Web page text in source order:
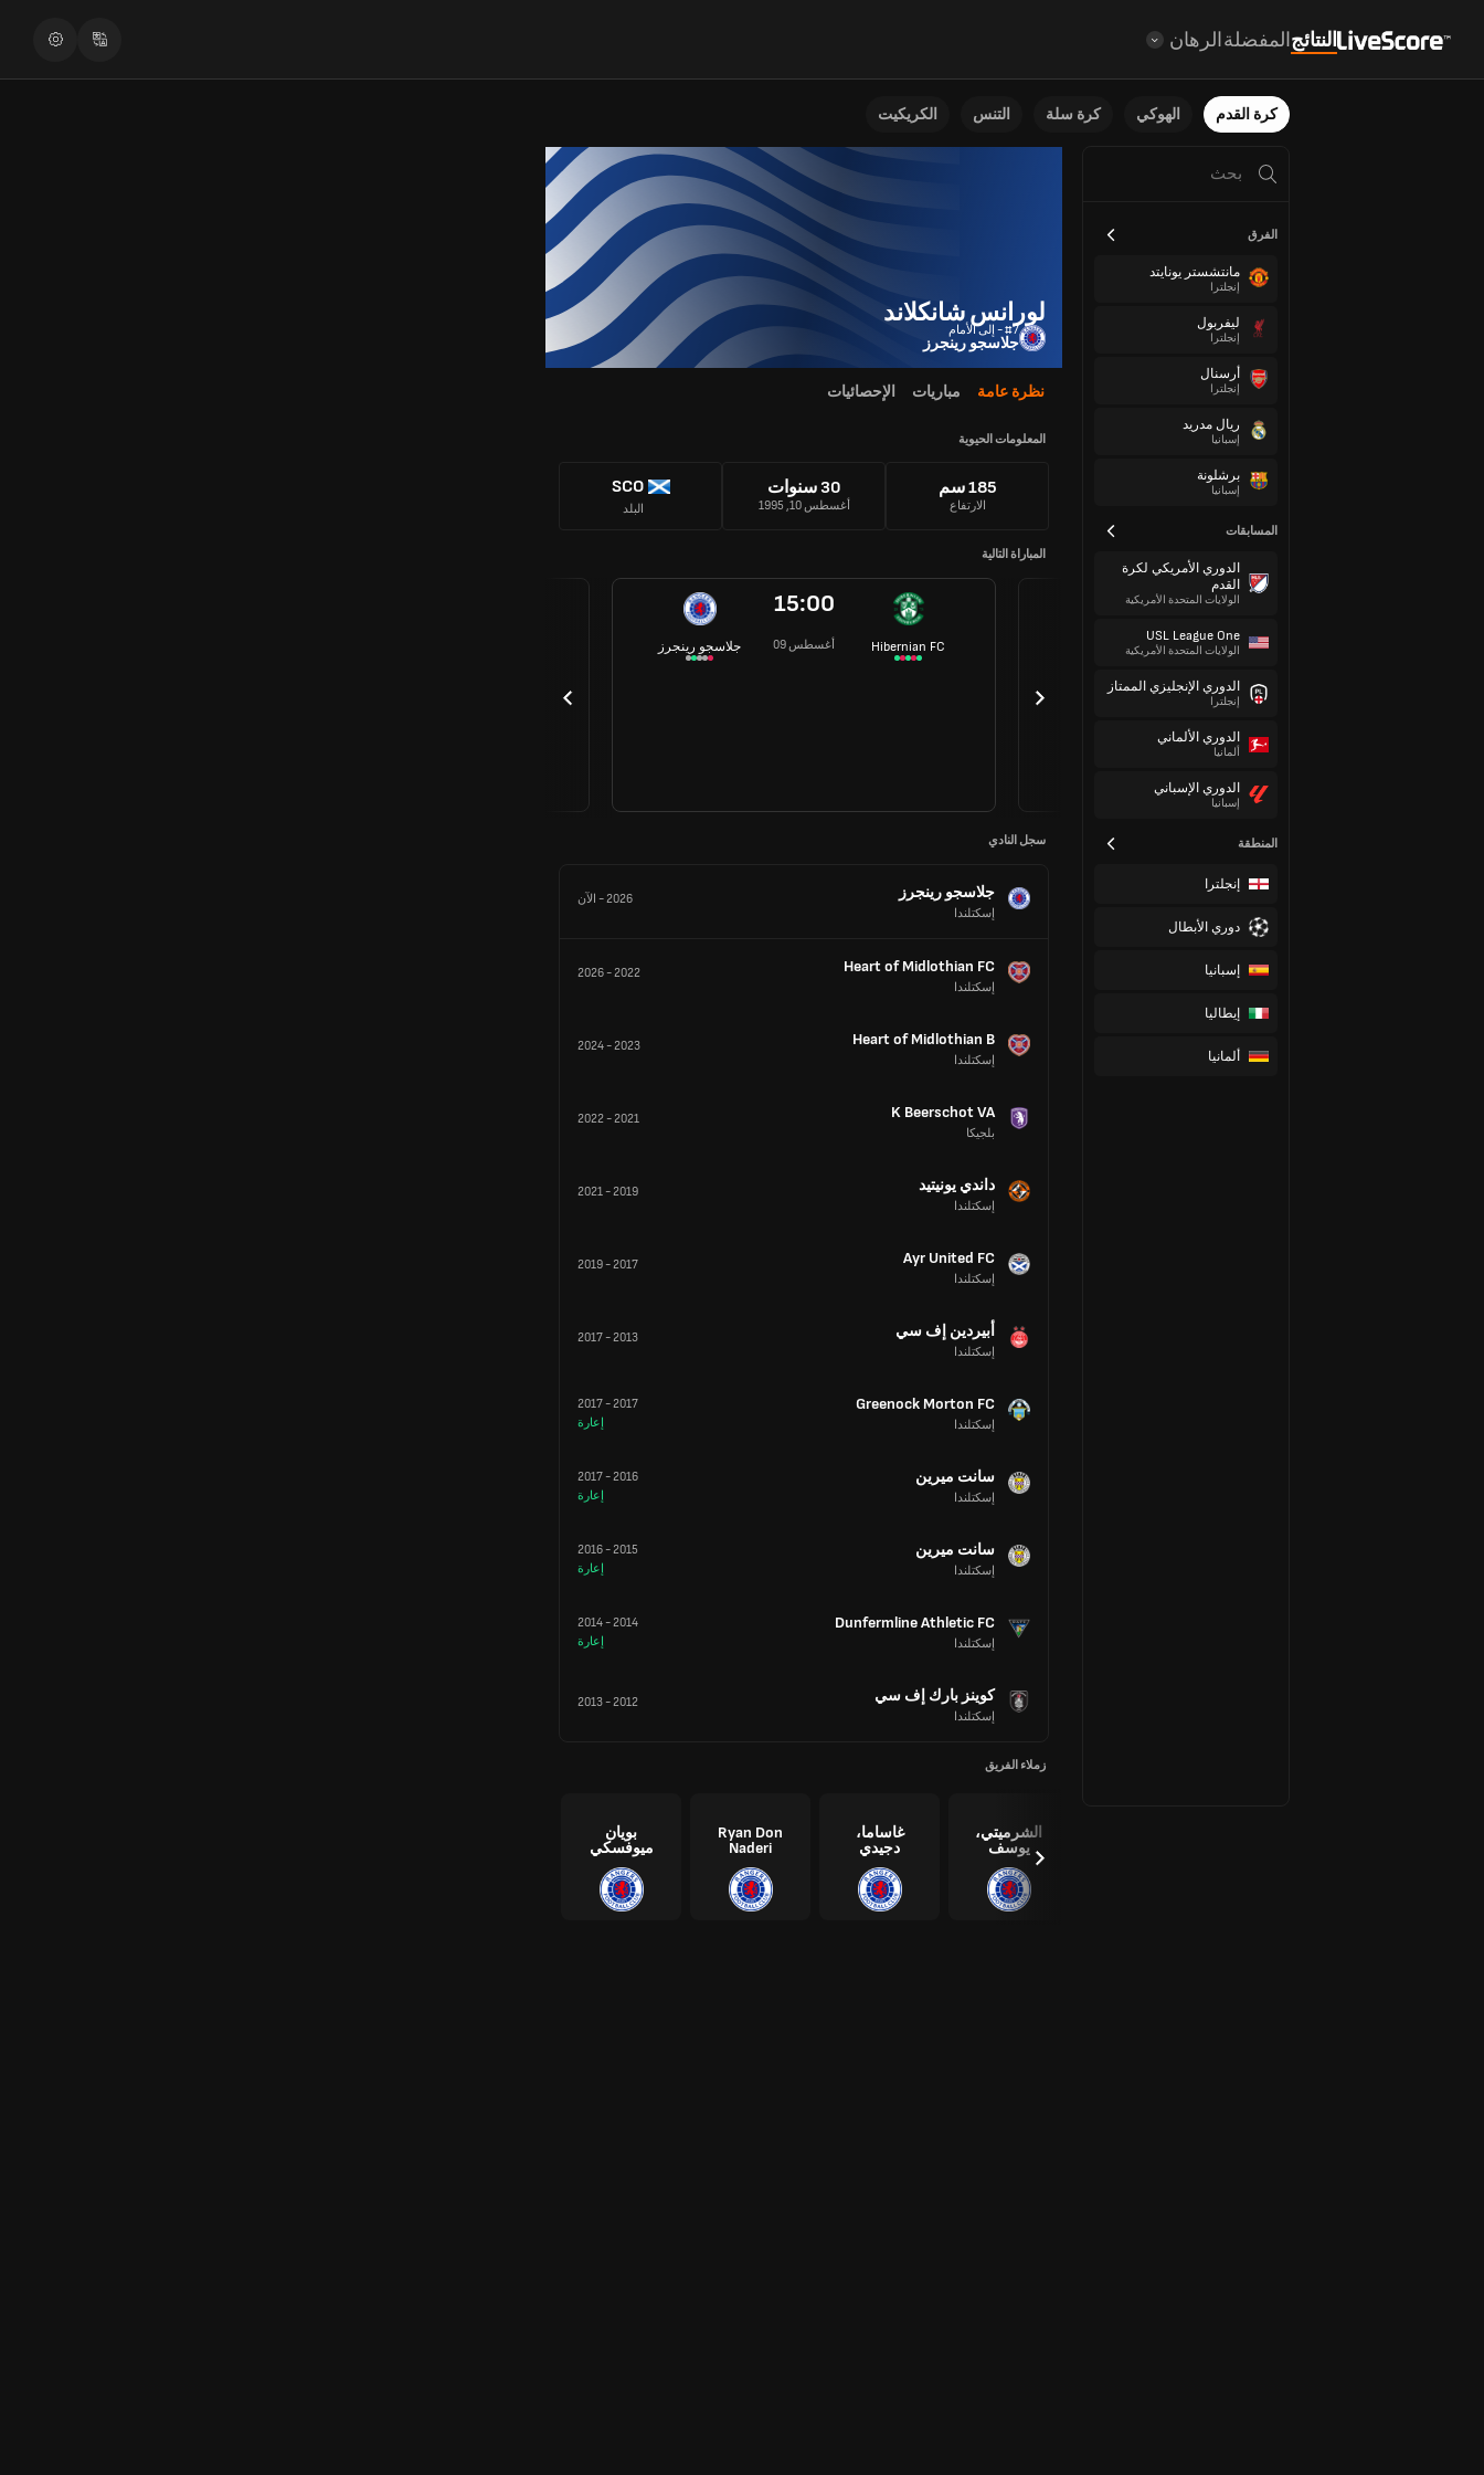
النتائجالمفضلةالرهان
كرة القدم الهوكي كرة سلة التنس الكريكيت
الفرق
مانتشستر يونايتد
إنجلترا
ليفربول
إنجلترا
أرسنال
إنجلترا
ريال مدريد
إسبانيا
برشلونة
إسبانيا
المسابقات
الدوري الأمريكي لكرة
القدم
الولايات المتحدة الأمريكية
USL League One
الولايات المتحدة الأمريكية
الدوري الإنجليزي الممتاز
إنجلترا
الدوري الألماني
ألمانيا
الدوري الإسباني
إسبانيا
المنطقة
إنجلترا
دوري الأبطال
إسبانيا
إيطاليا
ألمانيا
لورانس شانكلاند
#7 - إلى الأمام
جلاسجو رينجرز
نظرة عامة مباريات الإحصائيات
المعلومات الحيوية
185 سم
الارتفاع
30 سنوات
أغسطس 10, 1995
SCO
البلد
المباراة التالية
جلاسجو رينجرز
15:00
09 أغسطس Hibernian FC
سجل النادي
جلاسجو رينجرز
إسكتلندا
2026
- الآن
Heart of Midlothian FC
إسكتلندا
2022
-
2026
Heart of Midlothian B
إسكتلندا
2023
-
2024
K Beerschot VA
بلجيكا
2021
-
2022
داندي يونيتيد
إسكتلندا
2019
-
2021
Ayr United FC
إسكتلندا
2017
-
2019
أبيردين إف سي
إسكتلندا
2013
-
2017
Greenock Morton FC
إسكتلندا
2017
-
2017
إعارة
سانت ميرين
إسكتلندا
2016
-
2017
إعارة
سانت ميرين
إسكتلندا
2015
-
2016
إعارة
Dunfermline Athletic FC
إسكتلندا
2014
-
2014
إعارة
كوينز بارك إف سي
إسكتلندا
2012
-
2013
زملاء الفريق
الشرميتي،
يوسف
غاساما،
دجيدي
Ryan Don
Naderi
بويان
ميوفسكي